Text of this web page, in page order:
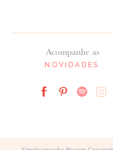
Acompanhe as
NOVIDADES